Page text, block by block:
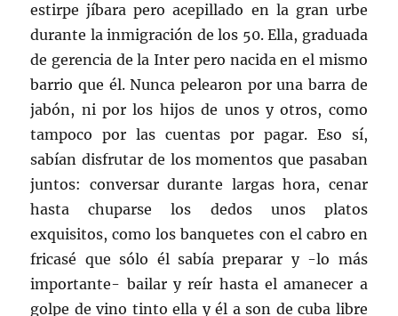
estirpe jíbara pero acepillado en la gran urbe
durante la inmigración de los 50. Ella, graduada
de gerencia de la Inter pero nacida en el mismo
barrio que él. Nunca pelearon por una barra de
jabón, ni por los hijos de unos y otros, como
tampoco por las cuentas por pagar. Eso sí,
sabían disfrutar de los momentos que pasaban
juntos: conversar durante largas hora, cenar
hasta chuparse los dedos unos platos
exquisitos, como los banquetes con el cabro en
fricasé que sólo él sabía preparar y -lo más
importante- bailar y reír hasta el amanecer a
golpe de vino tinto ella y él a son de cuba libre